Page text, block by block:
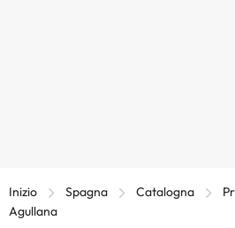
Inizio Spagna Catalogna
Agullana